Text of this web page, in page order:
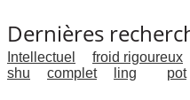
Dernières
Intellectuel froid rigoureux
shu
complet ling pot